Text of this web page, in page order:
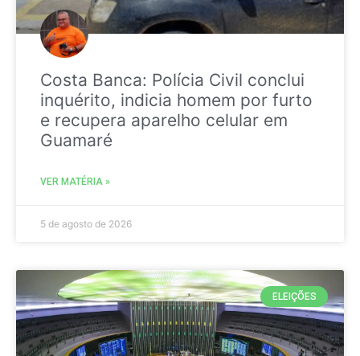
Costa Banca: Polícia Civil conclui
inquérito, indicia homem por furto
e recupera aparelho celular em
Guamaré
VER MATÉRIA »
5 de agosto de 2026
ELEIÇÕES